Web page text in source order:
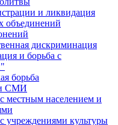
и ликвидация
объединений
дискриминация
и борьба с
борьба
и СМИ
местным населением и
учреждениями культуры